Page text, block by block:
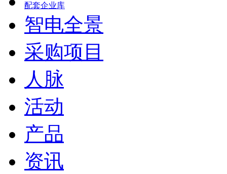
配套企业库
智电全景
采购项目
人脉
活动
产品
资讯